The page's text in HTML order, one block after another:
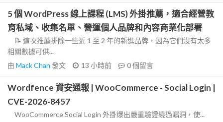
5 個 WordPress 線上課程 (LMS) 外掛推薦，適合經營教
育私域、收集名單、營運個人品牌和內容商業化部署
📝 這次推薦排除一些近 1 至 2 年的新進品牌，因為它們沒有太多
相關數據可供...
由 Mack Chan 發文 13 小時前 0個留言
Wordfence 資安通報 | WooCommerce - Social Login |
CVE-2026-8457
WooCommerce Social Login 外掛爆出嚴重驗證繞過漏洞，使...